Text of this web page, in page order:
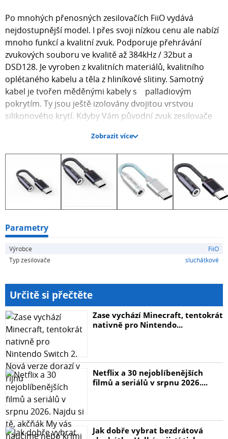
Po mnohých přenosných zesilovačích FiiO vydává
nejdostupnější model. I přes svoji nízkou cenu ale nabízí
mnoho funkcí a kvalitní zvuk. Podporuje přehrávání
zvukových souboru ve kvalitě až 384kHz / 32but a
DSD128. Je vyroben z kvalitních materiálů, kvalitního
oplétaného kabelu a těla z hliníkové slitiny. Samotný
kabel je tvořen měděnými kabely s palladiovým
pokrytím. Ty jsou ještě izolovány dvojitou vrstvou
silikonového krytí. Kdyby Vám původní zvuk zesilovače
upravuje DSP v zesilovači, takže i po úpravě frekvenční
odezvy je zvuk stále čistý a přesný. Vedle audio výstupu
nabízí JA11 ještě kvalitní mikrofon a tlačítka na ovládání
přehrávání. Zesilovač byl dokonce oceněn Hi-Res audio
certifikací. Jedná se o skvělý vstup do kvalitního audia.
Specifikace:
Konektor: Type-C
Audio výstup: 3,5 mm výstup
Hmotnost: 5g
Rozměry: 95 x 8 mm
Spotřeba: 25mA
Výstupní výkon: 30mW + 30mW (32ohm)
Maximální kvalita přehrávání: 384kHz/32bit, DSD128
THD+N: 115dB
Zobrazit více
Parametry
Výrobce
FiiO
Typ zesilovače
sluchátkové
Určitě si přečtěte
Zase vychází Minecraft, tentokrát
nativně pro Nintendo...
Netflix a 30 nejoblíbenějších
filmů a seriálů v srpnu 2026....
Jak dobře vybrat bezdrátová